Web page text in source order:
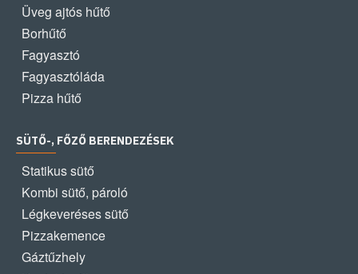
Üveg ajtós hűtő
Borhűtő
Fagyasztó
Fagyasztóláda
Pizza hűtő
SÜTŐ-, FŐZŐ BERENDEZÉSEK
Statikus sütő
Kombi sütő, pároló
Légkeveréses sütő
Pizzakemence
Gáztűzhely